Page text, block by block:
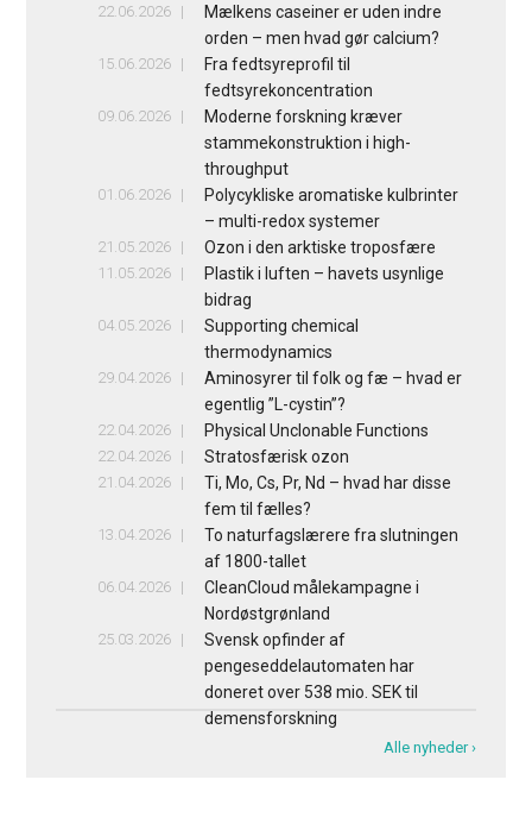
22.06.2026
Mælkens caseiner er uden indre
orden – men hvad gør calcium?
15.06.2026
Fra fedtsyreprofil til
fedtsyrekoncentration
09.06.2026
Moderne forskning kræver
stammekonstruktion i high-
throughput
01.06.2026
Polycykliske aromatiske kulbrinter
– multi-redox systemer
21.05.2026 Ozon i den arktiske troposfære
11.05.2026
Plastik i luften – havets usynlige
bidrag
04.05.2026
Supporting chemical
thermodynamics
29.04.2026
Aminosyrer til folk og fæ – hvad er
egentlig ”L-cystin”?
22.04.2026 Physical Unclonable Functions
22.04.2026 Stratosfærisk ozon
21.04.2026
Ti, Mo, Cs, Pr, Nd – hvad har disse
fem til fælles?
13.04.2026
To naturfagslærere fra slutningen
af 1800-tallet
06.04.2026
CleanCloud målekampagne i
Nordøstgrønland
25.03.2026
Svensk opfinder af
pengeseddelautomaten har
doneret over 538 mio. SEK til
demensforskning
Alle nyheder ›